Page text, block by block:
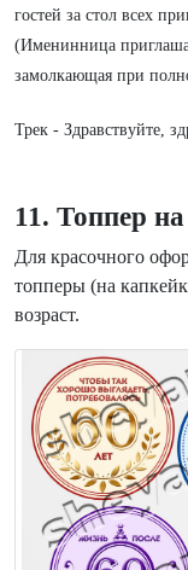
гостей за стол всех
(Именинница
замолкающая при
Трек - Здравствуйте,
11. Топпер
Для красочного
топперы (на
возраст.